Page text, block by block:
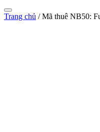
Trang chủ /Mã thuê NB50: